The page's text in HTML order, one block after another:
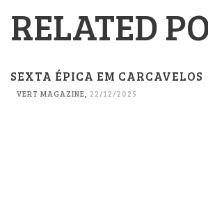
RELATED
SEXTA ÉPICA EM CARCAVELOS
VERT MAGAZINE 22/12/2025